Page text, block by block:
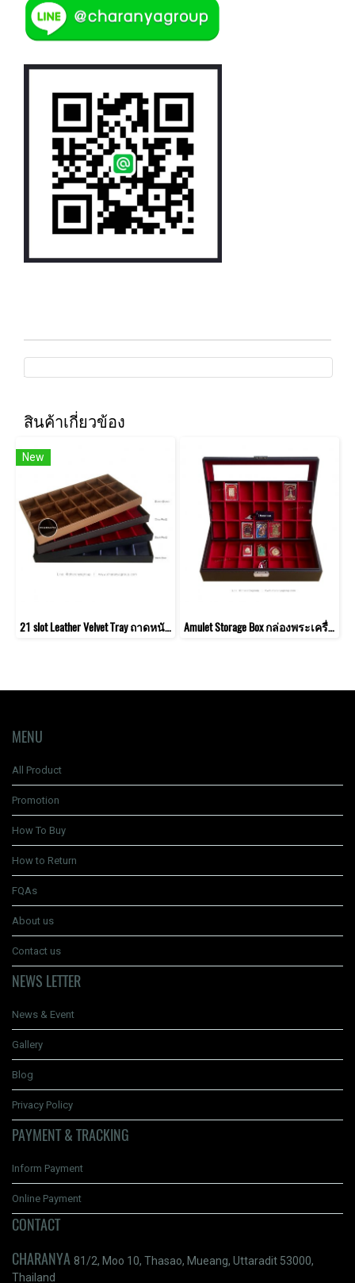
สินค้าเกี่ยวข้อง
New
21 slot Leather Velvet Tray ถาดหนัง-กำมะหยี่ 21 ช่อง สำหรับใส่พระเครื่อง / เหรียญสะสม / เครื่องประดับ Amulet Storage Box กล่องพระเครื่อง 42 ช่อง มีกุญแจล็อค
MENU
All Product
Promotion
How To Buy
How to Return
FQAs
About us
Contact us
NEWS LETTER
News & Event
Gallery
Blog
Privacy Policy
PAYMENT & TRACKING
Inform Payment
Online Payment
CONTACT
CHARANYA 81/2, Moo 10, Thasao, Mueang, Uttaradit 53000,
Thailand